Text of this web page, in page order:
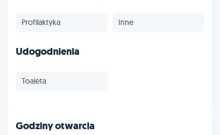
Profilaktyka Inne
Udogodnienia
Toaleta
Godziny otwarcia